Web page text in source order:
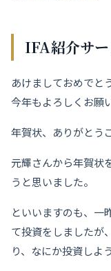
IFA紹介サ
あけましておめでと
今年もよろしくお願
年賀状、ありがとう
元輝さんから年賀状
うと思いました。
といいますのも、一
て投資をしましたが
り、なにか投資しよ